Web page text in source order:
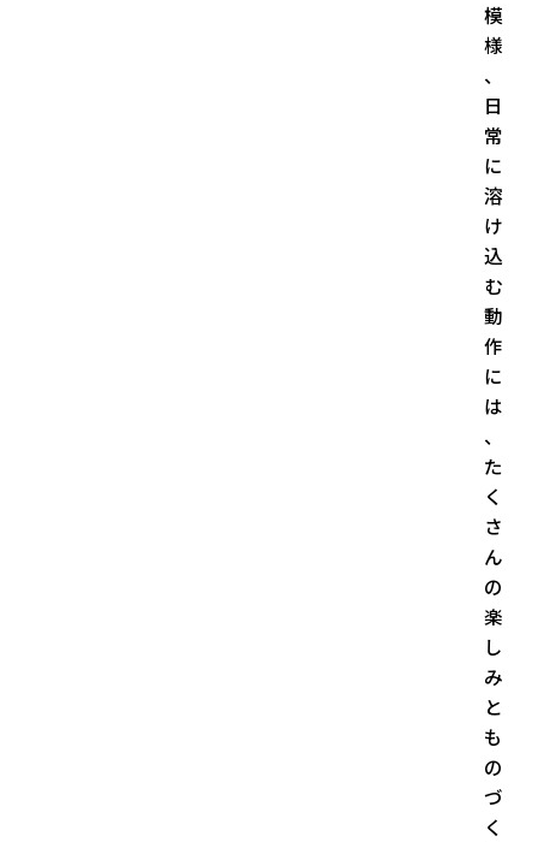
模
様
、
日
常
に
溶
け
込
む
動
作
に
は
、
た
く
さ
ん
の
楽
し
み
と
も
の
づ
く